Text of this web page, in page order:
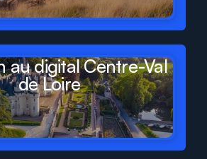
au digital Centre-Val
de Loire